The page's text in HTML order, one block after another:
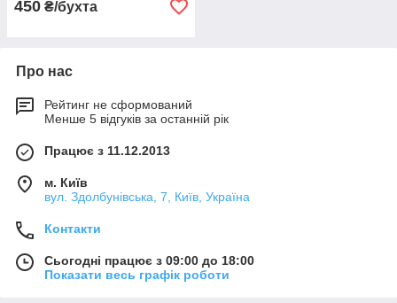
450 ₴/бухта
Про нас
Рейтинг не сформований
Менше 5 відгуків за останній рік
Працює з 11.12.2013
м. Київ
вул. Здолбунівська, 7, Київ, Україна
Контакти
Сьогодні працює з 09:00 до 18:00
Показати весь графік роботи